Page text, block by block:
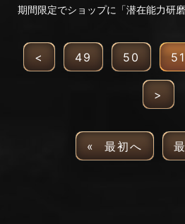
期間限定でショップに「潜在能力研
< 49 50 51
>
« 最初へ